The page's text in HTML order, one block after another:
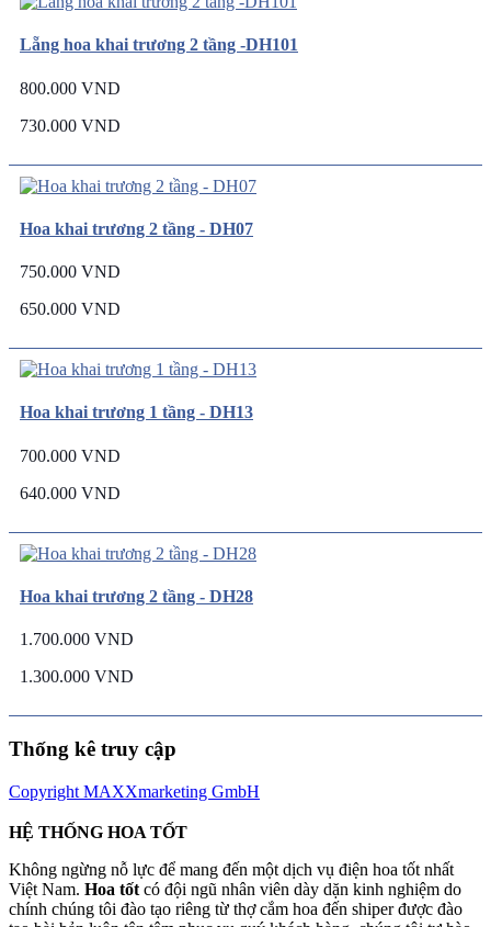
Lẵng hoa khai trương 2 tầng -DH101
800.000 VND
730.000 VND
Hoa khai trương 2 tầng - DH07
750.000 VND
650.000 VND
Hoa khai trương 1 tầng - DH13
700.000 VND
640.000 VND
Hoa khai trương 2 tầng - DH28
1.700.000 VND
1.300.000 VND
Thống kê truy cập
Copyright MAXXmarketing GmbH
HỆ THỐNG HOA TỐT
Không ngừng nỗ lực để mang đến một dịch vụ điện hoa tốt nhất
Việt Nam. Hoa tốt có đội ngũ nhân viên dày dặn kinh nghiệm do
chính chúng tôi đào tạo riêng từ thợ cắm hoa đến shiper được đào